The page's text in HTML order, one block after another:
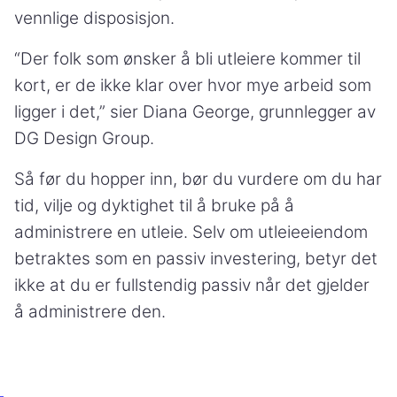
vennlige disposisjon.
“Der folk som ønsker å bli utleiere kommer til
kort, er de ikke klar over hvor mye arbeid som
ligger i det,” sier Diana George, grunnlegger av
DG Design Group.
Så før du hopper inn, bør du vurdere om du har
tid, vilje og dyktighet til å bruke på å
administrere en utleie. Selv om utleieeiendom
betraktes som en passiv investering, betyr det
ikke at du er fullstendig passiv når det gjelder
å administrere den.